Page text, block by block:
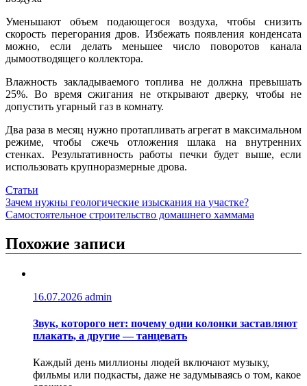
Уменьшают объем подающегося воздуха, чтобы снизить
скорость перегорания дров. Избежать появления конденсата
можно, если делать меньшее число поворотов канала
дымоотводящего коллектора.
Влажность закладываемого топлива не должна превышать
25%. Во время сжигания не открывают дверку, чтобы не
допустить угарный газ в комнату.
Два раза в месяц нужно протапливать агрегат в максимальном
режиме, чтобы сжечь отложения шлака на внутренних
стенках. Результативность работы печки будет выше, если
использовать крупноразмерные дрова.
Статьи
Навигация
по
записям
Зачем нужны геологические изыскания на участке?
Самостоятельное строительство домашнего хаммама
Похожие записи
16.07.2026 admin
Звук, которого нет: почему одни колонки заставляют
плакать, а другие — танцевать
Каждый день миллионы людей включают музыку,
фильмы или подкасты, даже не задумываясь о том, какое